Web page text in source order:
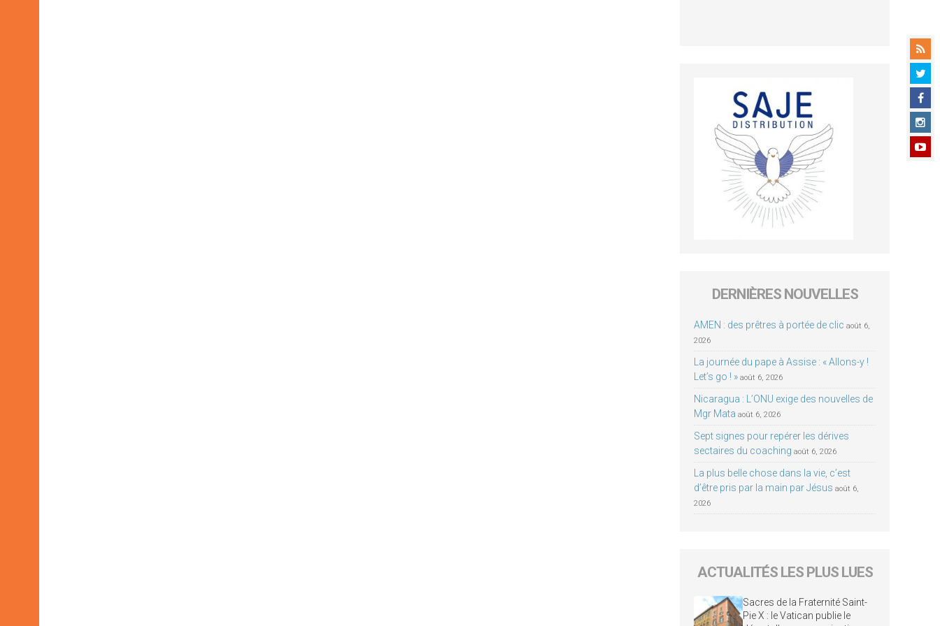
DERNIÈRES NOUVELLES
AMEN : des prêtres à portée de clic août 6,
2026
La journée du pape à Assise : « Allons-y !
Let’s go ! » août 6, 2026
Nicaragua : L’ONU exige des nouvelles de
Mgr Mata août 6, 2026
Sept signes pour repérer les dérives
sectaires du coaching août 6, 2026
La plus belle chose dans la vie, c’est
d’être pris par la main par Jésus août 6,
2026
ACTUALITÉS LES PLUS LUES
Sacres de la Fraternité Saint-
Pie X : le Vatican publie le